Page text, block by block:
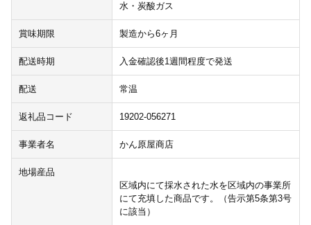
水・炭酸ガス
賞味期限 製造から6ヶ月
配送時期 入金確認後1週間程度で発送
配送 常温
返礼品コード 19202-056271
事業者名 かん原屋商店
地場産品
区域内にて採水された水を区域内の事業所
にて充填した商品です。（告示第5条第3号
に該当）